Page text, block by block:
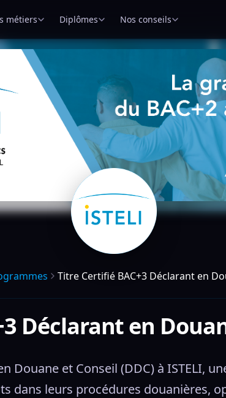
métiers Diplômes Nos conseils
Titre Certifié BAC+3 Déclarant en
Déclarant en
Douane et Conseil (DDC) à ISTELI,
dans leurs procédures douanières,